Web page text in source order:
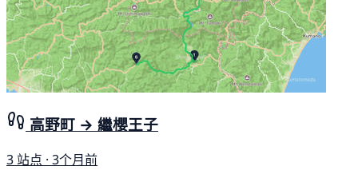
高野町 → 繼櫻王子
3 站点 · 3个月前